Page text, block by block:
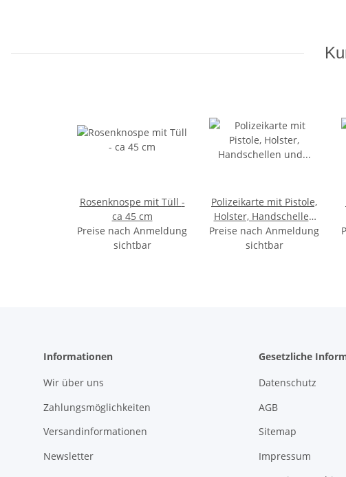
Rosenknospe mit Tüll -
ca 45 cm
Preise nach Anmeldung
sichtbar
Polizeikarte mit Pistole,
Holster, Handschellen
und Abzeichen, auf
Karte, 35 x 22 cm
Preise nach Anmeldung
sichtbar
Informationen
Wir über uns
Zahlungsmöglichkeiten
Versandinformationen
Newsletter
Gesetzliche
Datenschutz
AGB
Sitemap
Impressum